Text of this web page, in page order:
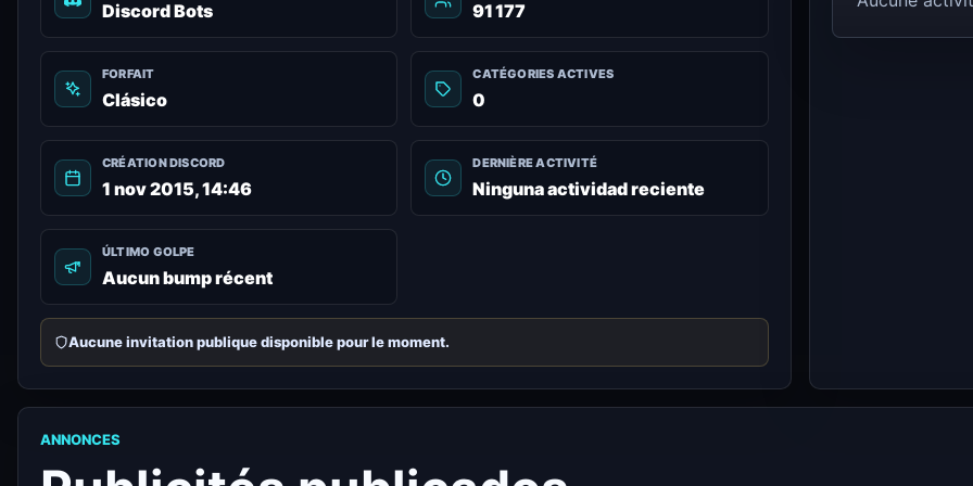
Discord Bots 91 177
FORFAIT
Clásico
CATÉGORIES ACTIVES
0
CRÉATION DISCORD
1 nov 2015, 14:46
DERNIÈRE ACTIVITÉ
Ninguna actividad reciente
ÚLTIMO GOLPE
Aucun bump récent
Aucune invitation publique disponible pour le moment.
ANNONCES